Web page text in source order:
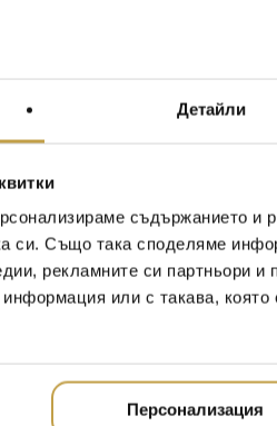
Детайли
съдържанието
си. Също така споделяме
рекламните си партньори
или с такава,
Персонализация